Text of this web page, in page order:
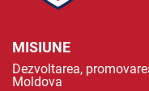
MISIUNE
Dezvoltarea,
Moldova